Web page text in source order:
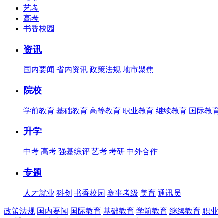
艺考
高考
书香校园
资讯
国内要闻 省内资讯 政策法规 地市聚焦
院校
学前教育 基础教育 高等教育 职业教育 继续教育 国际教
升学
中考 高考 强基综评 艺考 考研 中外合作
专题
人才就业 科创 书香校园 赛事考级 美育 通讯员
政策法规 国内要闻 国际教育 基础教育 学前教育 继续教育 职